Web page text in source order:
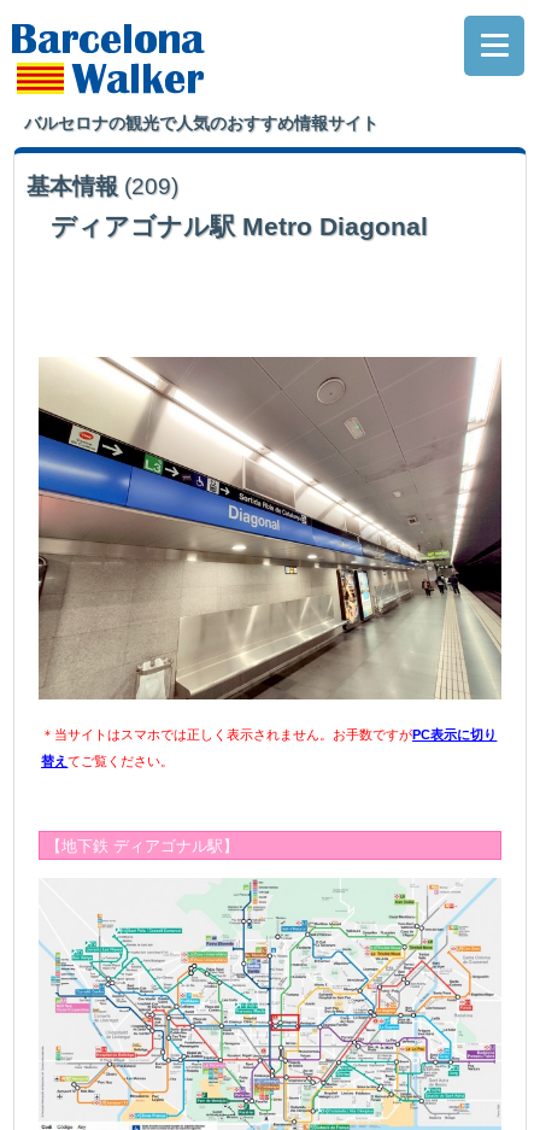
バルセロナの観光で人気のおすすめ情報サイト
基本情報 (209)
ディアゴナル駅 Metro Diagonal
＊当サイトはスマホでは正しく表示されません。お手数ですがPC表示に切り
替えてご覧ください。
【地下鉄 ディアゴナル駅】